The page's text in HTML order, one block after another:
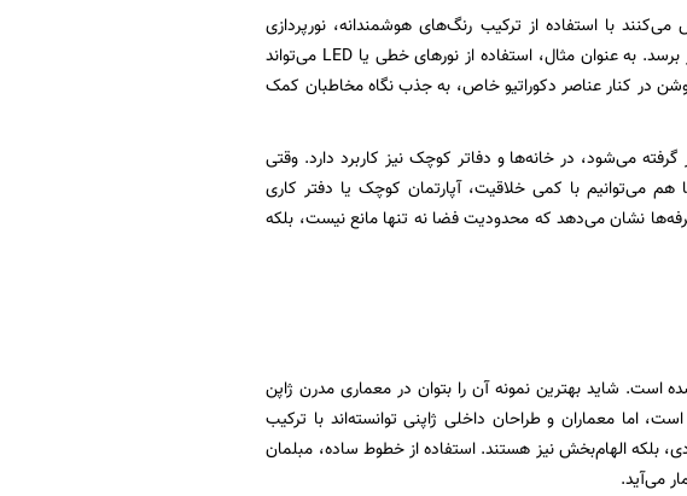
با استفاده از ترکیب رنگ‌های هوشمندانه، نورپردازی
هدفمند و چیدمان مناسب، محیطی بسازند که فراتر از متراژ واقعی‌اش به نظر برسد. به عنوان مثال، استفاده از نورهای خطی یا LED می‌تواند
در کنار عناصر دکوراتیو خاص، به جذب نگاه مخاطبان کمک
می‌شود، در خانه‌ها و دفاتر کوچک نیز کاربرد دارد. وقتی
می‌توانیم با کمی خلاقیت، آپارتمان کوچک یا دفتر کاری
نشان می‌دهد که محدودیت فضا نه تنها مانع نیست، بلکه
شاید بهترین نمونه آن را بتوان در معماری مدرن ژاپن
اما معماران و طراحان داخلی ژاپنی توانسته‌اند با ترکیب
بلکه الهام‌بخش نیز هستند. استفاده از خطوط ساده، مبلمان
می‌آید.